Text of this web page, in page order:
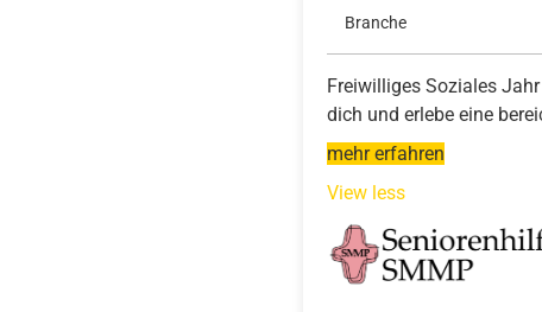
Branche
Freiwilliges Soziales
dich und erlebe eine
mehr erfahren
View less